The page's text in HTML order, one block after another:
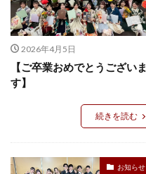
2026年4月5日
【ご卒業おめでとうございま
す】
続きを読む
お知らせ